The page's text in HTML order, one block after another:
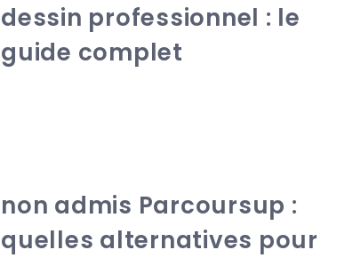
dessin professionnel : le
guide complet
non admis Parcoursup :
quelles alternatives pour